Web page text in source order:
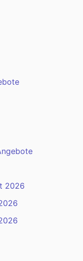
2026